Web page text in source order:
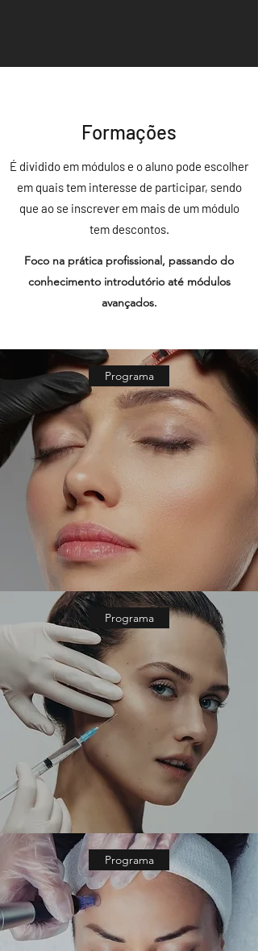
Formações
É dividido em módulos e o aluno pode escolher
em quais tem interesse de participar, sendo
que ao se inscrever em mais de um módulo
tem descontos.
Foco na prática profissional, passando do
conhecimento introdutório até módulos
avançados.
Programa
Programa
Programa